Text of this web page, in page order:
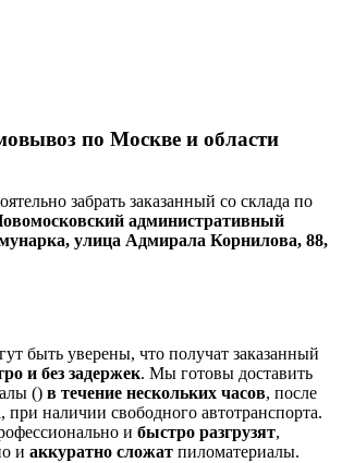
по Москве и области
забрать заказанный со склада по
административный
улица Адмирала Корнилова, 88,
быть уверены, что получат заказанный
и без задержек. Мы готовы доставить
() в течение нескольких часов, после
при наличии свободного автотранспорта.
и быстро разгрузят,
и аккуратно сложат пиломатериалы.